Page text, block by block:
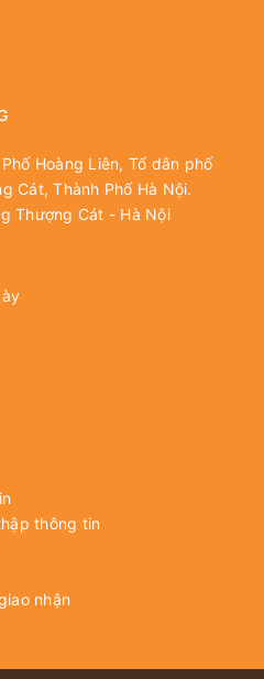
Hoàng Liên, Tổ dân phố
Cát, Thành Phố Hà Nội.
Thượng Cát - Hà Nội
thông tin
nhận